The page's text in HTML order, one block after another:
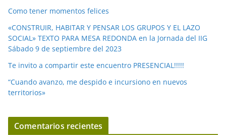
Como tener momentos felices
«CONSTRUIR, HABITAR Y PENSAR LOS GRUPOS Y EL LAZO
SOCIAL» TEXTO PARA MESA REDONDA en la Jornada del IIG
Sábado 9 de septiembre del 2023
Te invito a compartir este encuentro PRESENCIAL!!!!!
“Cuando avanzo, me despido e incursiono en nuevos
territorios»
Comentarios recientes